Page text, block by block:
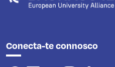
Conecta-te connosco